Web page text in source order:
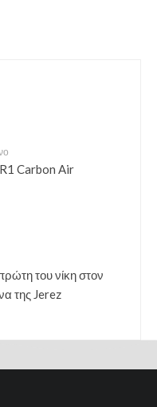
Carbon Air
του νίκη στον
της Jerez